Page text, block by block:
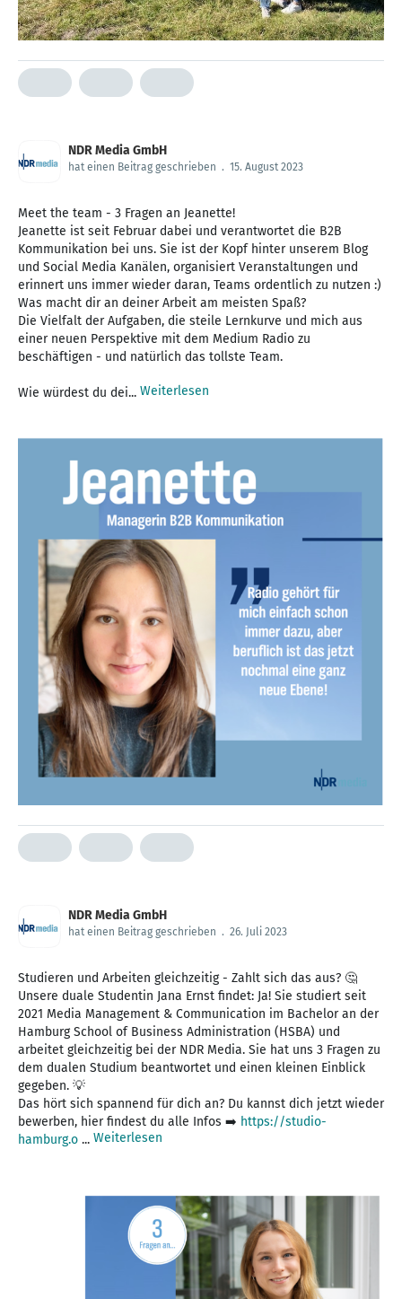
NDR Media GmbH
hat einen Beitrag geschrieben . 15. August 2023
Meet the team - 3 Fragen an Jeanette!
Jeanette ist seit Februar dabei und verantwortet die B2B
Kommunikation bei uns. Sie ist der Kopf hinter unserem Blog
und Social Media Kanälen, organisiert Veranstaltungen und
erinnert uns immer wieder daran, Teams ordentlich zu nutzen :)
Was macht dir an deiner Arbeit am meisten Spaß?
Die Vielfalt der Aufgaben, die steile Lernkurve und mich aus
einer neuen Perspektive mit dem Medium Radio zu
beschäftigen - und natürlich das tollste Team.
Wie würdest du dei... Weiterlesen
NDR Media GmbH
hat einen Beitrag geschrieben . 26. Juli 2023
Studieren und Arbeiten gleichzeitig - Zahlt sich das aus? 🤔
Unsere duale Studentin Jana Ernst findet: Ja! Sie studiert seit
2021 Media Management & Communication im Bachelor an der
Hamburg School of Business Administration (HSBA) und
arbeitet gleichzeitig bei der NDR Media. Sie hat uns 3 Fragen zu
dem dualen Studium beantwortet und einen kleinen Einblick
gegeben. 💡
Das hört sich spannend für dich an? Du kannst dich jetzt wieder
bewerben, hier findest du alle Infos ➡️ https://studio-
hamburg.o ... Weiterlesen